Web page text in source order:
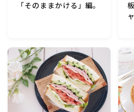
「そのままかける」編。